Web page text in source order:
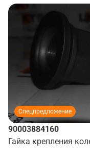
Спецпредложение
90003884160
Гайка крепления